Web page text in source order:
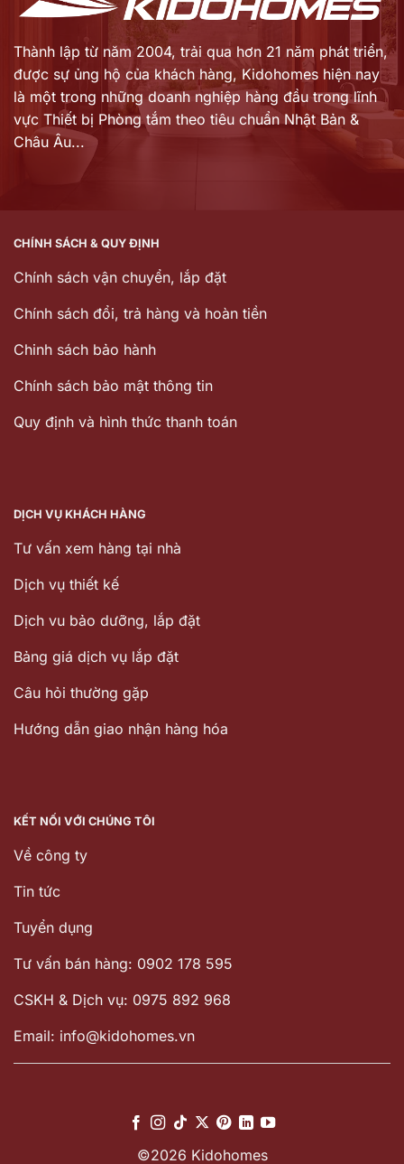
Thành lập từ năm 2004, trải qua hơn 21 năm phát triển,
được sự ủng hộ của khách hàng, Kidohomes hiện nay
là một trong những doanh nghiệp hàng đầu trong lĩnh
vực Thiết bị Phòng tắm theo tiêu chuẩn Nhật Bản &
Châu Âu...
CHÍNH SÁCH & QUY ĐỊNH
Chính sách vận chuyển, lắp đặt
Chính sách đổi, trả hàng và hoàn tiền
Chinh sách bảo hành
Chính sách bảo mật thông tin
Quy định và hình thức thanh toán
DỊCH VỤ KHÁCH HÀNG
Tư vấn xem hàng tại nhà
Dịch vụ thiết kế
Dịch vu bảo dưỡng, lắp đặt
Bảng giá dịch vụ lắp đặt
Câu hỏi thường gặp
Hướng dẫn giao nhận hàng hóa
KẾT NỐI VỚI CHÚNG TÔI
Về công ty
Tin tức
Tuyển dụng
Tư vấn bán hàng: 0902 178 595
CSKH & Dịch vụ: 0975 892 968
Email: info@kidohomes.vn
©2026 Kidohomes